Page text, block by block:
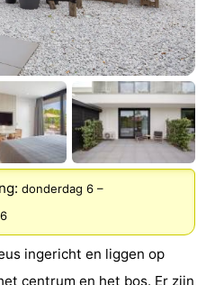
donderdag 6 –
ingericht en liggen op
centrum en het bos. Er zijn